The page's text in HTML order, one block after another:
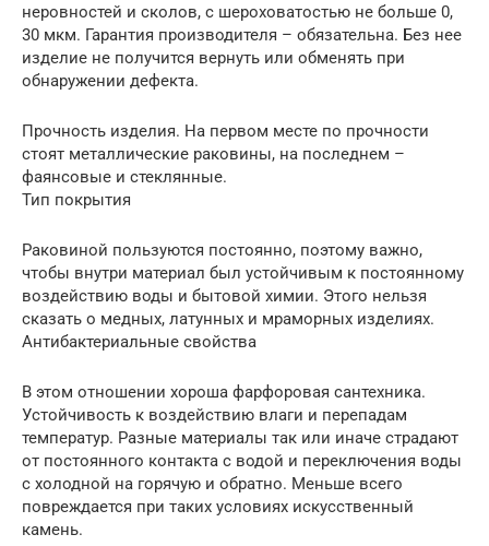
неровностей и сколов, с шероховатостью не больше 0,
30 мкм. Гарантия производителя – обязательна. Без нее
изделие не получится вернуть или обменять при
обнаружении дефекта.
Прочность изделия. На первом месте по прочности
стоят металлические раковины, на последнем –
фаянсовые и стеклянные.
Тип покрытия
Раковиной пользуются постоянно, поэтому важно,
чтобы внутри материал был устойчивым к постоянному
воздействию воды и бытовой химии. Этого нельзя
сказать о медных, латунных и мраморных изделиях.
Антибактериальные свойства
В этом отношении хороша фарфоровая сантехника.
Устойчивость к воздействию влаги и перепадам
температур. Разные материалы так или иначе страдают
от постоянного контакта с водой и переключения воды
с холодной на горячую и обратно. Меньше всего
повреждается при таких условиях искусственный
камень.